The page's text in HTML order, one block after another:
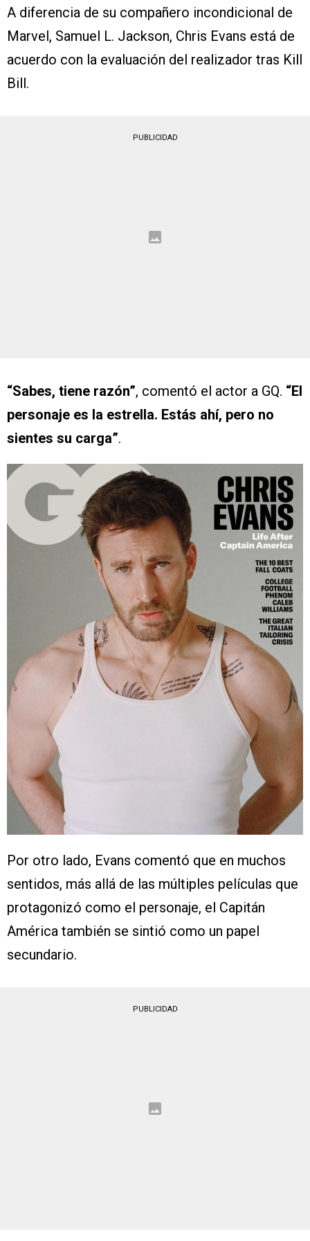
A diferencia de su compañero incondicional de
Marvel, Samuel L. Jackson, Chris Evans está de
acuerdo con la evaluación del realizador tras Kill
Bill.
PUBLICIDAD
“Sabes, tiene razón”, comentó el actor a GQ. “El
personaje es la estrella. Estás ahí, pero no
sientes su carga”.
Por otro lado, Evans comentó que en muchos
sentidos, más allá de las múltiples películas que
protagonizó como el personaje, el Capitán
América también se sintió como un papel
secundario.
PUBLICIDAD